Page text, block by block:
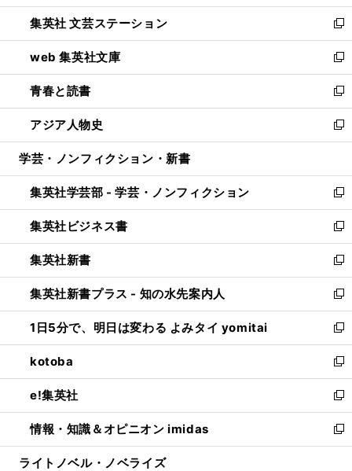
開
く
ウ
ィ
ン
ド
ウ
で
開
く
し
い
ウ
ィ
ン
ド
ウ
で
開
集英社 文芸ステーション
新
し
い
ウ
ィ
ン
ド
ウ
開
く
web 集英社文庫
新
し
い
ウ
ィ
ン
ウ
で
開
く
青春と読書
新
し
い
ウ
ン
ド
ウ
で
開
く
アジア人物史
新
し
ウ
ィ
ン
ド
ウ
で
開
く
学芸・ノンフィクション・新書
集英社学芸部 - 学芸・ノンフィクション
新
し
い
ウ
ィ
ン
ド
ウ
で
開
く
集英社ビジネス書
新
し
い
ウ
ィ
ン
ド
ウ
で
開
く
集英社新書
新
し
い
ウ
ィ
ン
ド
ウ
で
開
く
集英社新書プラス - 知の水先案内人
新
し
い
ウ
ィ
ン
ド
ウ
で
開
1日5分で、明日は変わる よみタイ yomitai
新
し
い
ウ
ィ
ン
ド
ウ
kotoba
新
し
い
ウ
ィ
ン
e!集英社
新
し
い
ウ
情報・知識＆オピニオン imidas
新
し
ライトノベル・ノベライズ